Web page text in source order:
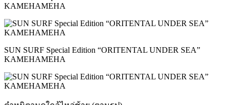
KAMEHAMEHA
SUN SURF Special Edition “ORITENTAL UNDER SEA”
KAMEHAMEHA